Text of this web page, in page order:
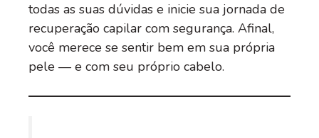
todas as suas dúvidas e inicie sua jornada de
recuperação capilar com segurança. Afinal,
você merece se sentir bem em sua própria
pele — e com seu próprio cabelo.